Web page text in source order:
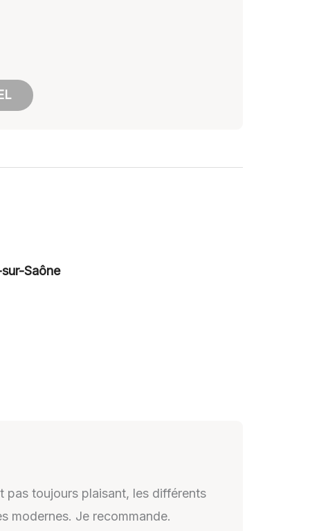
Saône
pas toujours plaisant, les différents
modernes. Je recommande.